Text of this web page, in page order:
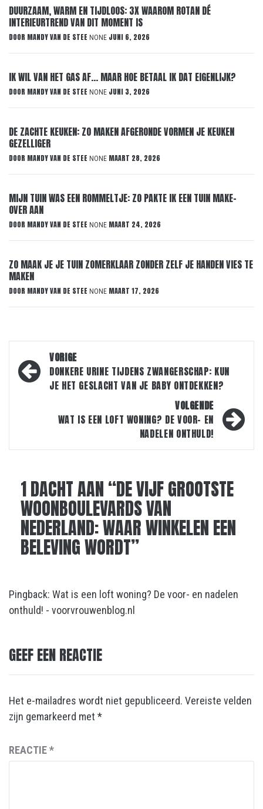
DUURZAAM, WARM EN TIJDLOOS: 3X WAAROM ROTAN DÉ
INTERIEURTREND VAN DIT MOMENT IS
DOOR MANDY VAN DE STEE NONE JUNI 6, 2026
IK WIL VAN HET GAS AF… MAAR HOE BETAAL IK DAT EIGENLIJK?
DOOR MANDY VAN DE STEE NONE JUNI 3, 2026
DE ZACHTE KEUKEN: ZO MAKEN AFGERONDE VORMEN JE KEUKEN
GEZELLIGER
DOOR MANDY VAN DE STEE NONE MAART 28, 2026
MIJN TUIN WAS EEN ROMMELTJE: ZO PAKTE IK EEN TUIN MAKE-
OVER AAN
DOOR MANDY VAN DE STEE NONE MAART 24, 2026
ZO MAAK JE JE TUIN ZOMERKLAAR ZONDER ZELF JE HANDEN VIES TE
MAKEN
DOOR MANDY VAN DE STEE NONE MAART 17, 2026
Bericht
navigatie
VORIGE
DONKERE URINE TIJDENS ZWANGERSCHAP: KUN
JE HET GESLACHT VAN JE BABY ONTDEKKEN?
VOLGENDE
WAT IS EEN LOFT WONING? DE VOOR- EN
NADELEN ONTHULD!
1 DACHT AAN “DE VIJF GROOTSTE
WOONBOULEVARDS VAN
NEDERLAND: WAAR WINKELEN EEN
BELEVING WORDT”
Pingback: Wat is een loft woning? De voor- en nadelen
onthuld! - voorvrouwenblog.nl
GEEF EEN REACTIE
Het e-mailadres wordt niet gepubliceerd. Vereiste velden
zijn gemarkeerd met *
REACTIE*